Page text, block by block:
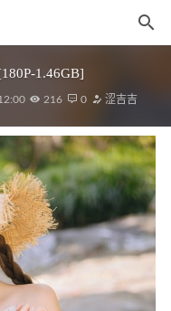
1.46GB]
216 0 涩吉吉
媃柔[87+1P/811MB]
2025-03-28